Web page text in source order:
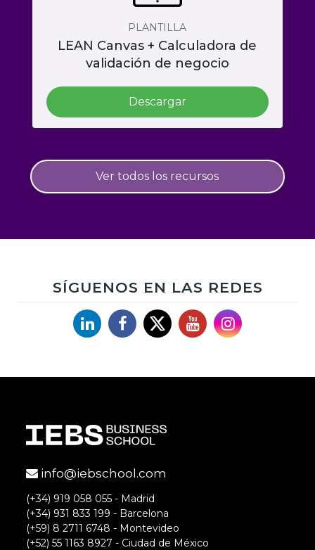
PLANTILLA
LEAN Canvas + Calculadora de
validación de negocio
Descargar
Ver todos los recursos
SÍGUENOS EN LAS REDES
LinkedinFacebook
X YouTubeInstagram
info@iebschool.com
(+34) 919 058 055 - Madrid
(+34) 931 833 199 - Barcelona
(+59) 8 2711 6748 - Montevideo
(+52) 55 1163 8927 - Ciudad de México